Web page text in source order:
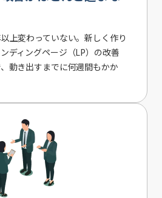
上変わっていない。新しく作り
ディングページ（LP）の改善
動き出すまでに何週間もかか